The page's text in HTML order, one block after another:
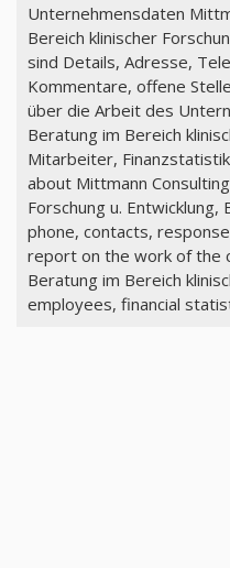
Unternehmensdaten
Bereich klinischer
sind Details, Adresse,
Kommentare, offene
über die Arbeit des
Beratung im Bereich
Mitarbeiter,
about Mittmann
Forschung u.
phone, contacts,
report on the work of the
Beratung im Bereich
employees, financial